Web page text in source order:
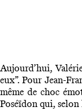
Aujourd’hui,
eux”. Pour Jean-
même de choc
Poséïdon qui,